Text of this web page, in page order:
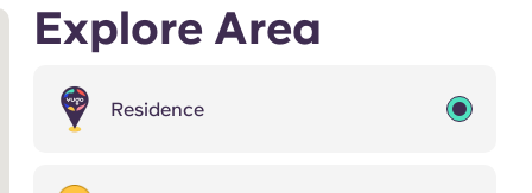
Explore Area
Residence